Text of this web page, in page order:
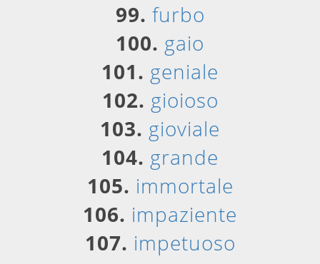
99. furbo
100. gaio
101. geniale
102. gioioso
103. gioviale
104. grande
105. immortale
106. impaziente
107. impetuoso